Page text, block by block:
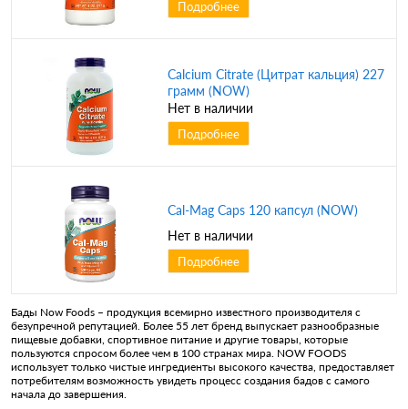
Подробнее
Calcium Citrate (Цитрат кальция) 227
грамм (NOW)
Нет в наличии
Подробнее
Cal-Mag Caps 120 капсул (NOW)
Нет в наличии
Подробнее
Бады Now Foods – продукция всемирно известного производителя с
безупречной репутацией. Более 55 лет бренд выпускает разнообразные
пищевые добавки, спортивное питание и другие товары, которые
пользуются спросом более чем в 100 странах мира. NOW FOODS
использует только чистые ингредиенты высокого качества, предоставляет
потребителям возможность увидеть процесс создания бадов с самого
начала до завершения.